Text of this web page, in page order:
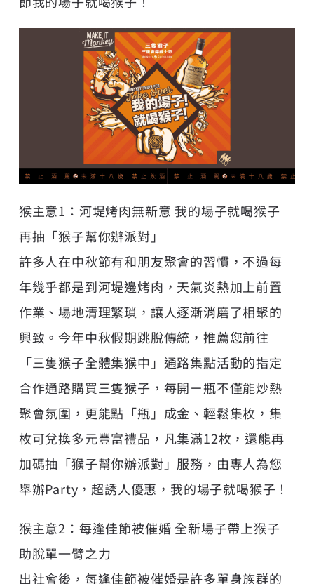
猴主意1：河堤烤肉無新意 我的場子就喝猴子
再抽「猴子幫你辦派對」
許多人在中秋節有和朋友聚會的習慣，不過每
年幾乎都是到河堤邊烤肉，天氣炎熱加上前置
作業、場地清理繁瑣，讓人逐漸消磨了相聚的
興致。今年中秋假期跳脫傳統，推薦您前往
「三隻猴子全體集猴中」通路集點活動的指定
合作通路購買三隻猴子，每開ㄧ瓶不僅能炒熱
聚會氛圍，更能點「瓶」成金、輕鬆集枚，集
枚可兌換多元豐富禮品，凡集滿12枚，還能再
加碼抽「猴子幫你辦派對」服務，由專人為您
舉辦Party，超誘人優惠，我的場子就喝猴子！
猴主意2：每逢佳節被催婚 全新場子帶上猴子
助脫單一臂之力
出社會後，每逢佳節被催婚是許多單身族群的